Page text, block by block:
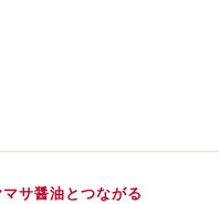
マサ醤油とつながる